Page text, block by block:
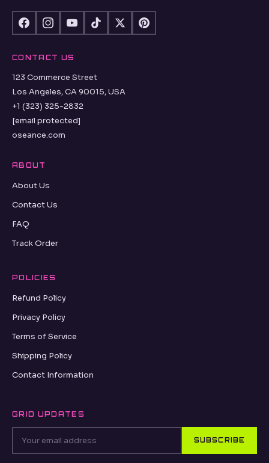
CONTACT US
123 Commerce Street
Los Angeles, CA 90015, USA
+1 (323) 325-2832
[email protected]
oseance.com
ABOUT
About Us
Contact Us
FAQ
Track Order
POLICIES
Refund Policy
Privacy Policy
Terms of Service
Shipping Policy
Contact Information
GRID UPDATES
SUBSCRIBE